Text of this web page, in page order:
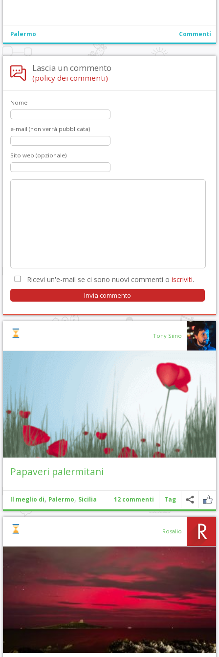
Palermo Commenti
Lascia un commento
(policy dei commenti)
Nome
e-mail (non verrà pubblicata)
Sito web (opzionale)
Ricevi un'e-mail se ci sono nuovi commenti o iscriviti.
Tony Siino
Papaveri palermitani
Il meglio di, Palermo, Sicilia 12 commenti Tag
Rosalio